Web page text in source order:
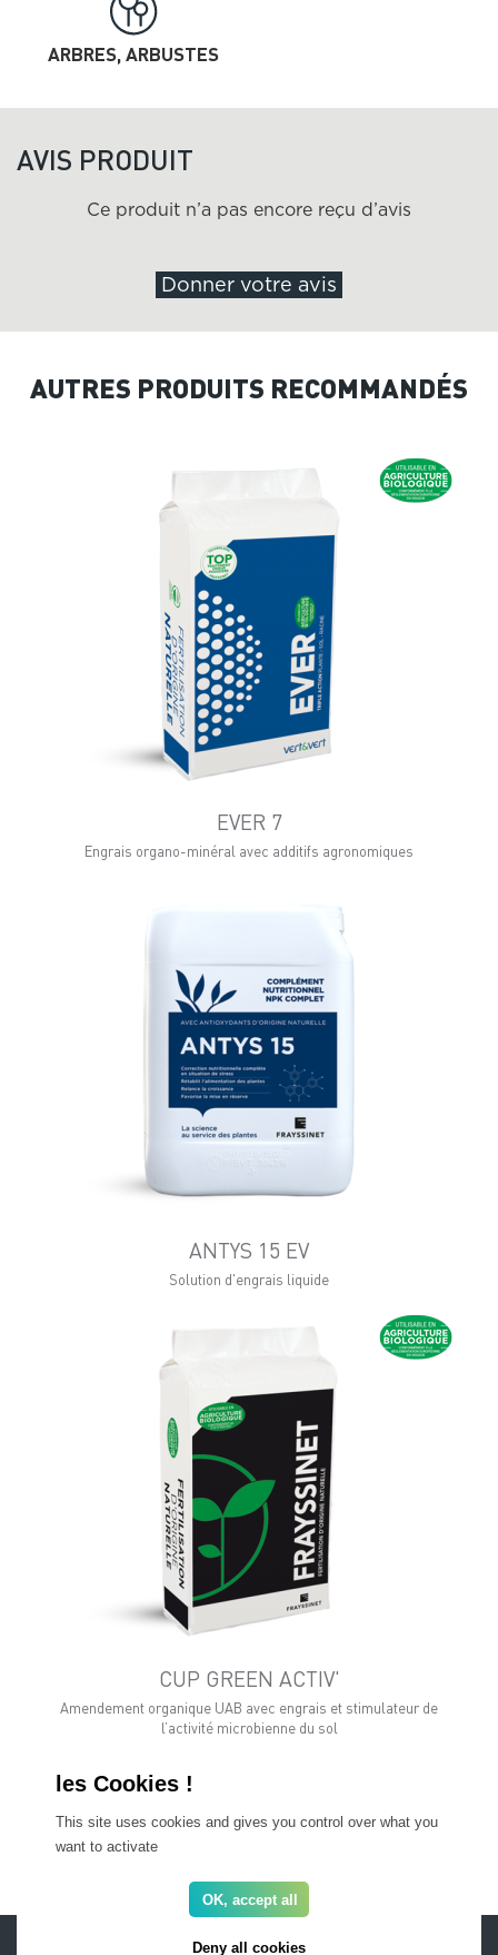
ARBRES, ARBUSTES
AVIS PRODUIT
Ce produit n’a pas encore reçu d’avis
Donner votre avis
AUTRES PRODUITS RECOMMANDÉS
EVER 7
Engrais organo-minéral avec additifs agronomiques
ANTYS 15 EV
Solution d'engrais liquide
CUP GREEN ACTIV'
Amendement organique UAB avec engrais et stimulateur de
l’activité microbienne du sol
Tous nos produits
ESPACE PRO
This site uses cookies and gives you control over what you
want to activate
OK, accept all
Deny all cookies